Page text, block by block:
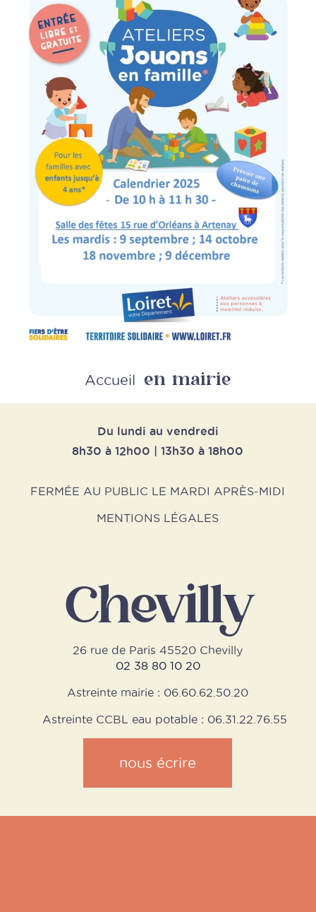
Retour
Accueil en mairie
Du lundi au vendredi
8h30 à 12h00 | 13h30 à 18h00
FERMÉE AU PUBLIC LE MARDI APRÈS-MIDI
MENTIONS LÉGALES
Chevilly
26 rue de Paris 45520 Chevilly
02 38 80 10 20
Astreinte mairie : 06.60.62.50.20
Astreinte CCBL eau potable : 06.31.22.76.55
nous écrire